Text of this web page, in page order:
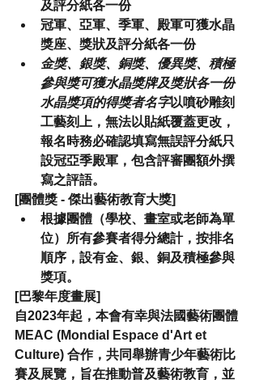
及評分紙各一份
冠軍、亞軍、季軍、殿軍可獲水晶
獎座、獎狀及評分紙各一份
金獎、銀獎、銅獎、優異獎、積極
參與獎可獲水晶獎牌及獎狀各一份
水晶獎項的得獎者名字以噴砂雕刻
工藝刻上，無法以貼紙覆蓋更改，
報名時務必確認填寫無誤評分紙只
設冠亞季殿軍，包含評審團額外撰
寫之評語。
[團體獎 - 傑出藝術教育大獎]
根據團體（學校、畫室或老師為單
位）所有參賽者得分總計，按排名
順序，設有金、銀、銅及積極參與
獎項。
[巴黎年度畫展]
自2023年起，本會有幸與法國藝術團體
MEAC (Mondial Espace d'Art et
Culture) 合作，共同舉辦青少年藝術比
賽及展覽，旨在推動普及藝術教育，並